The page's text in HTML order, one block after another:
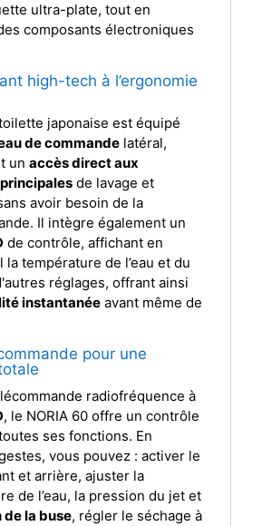
ultra-plate, tout en
composants électroniques
high-tech à l’ergonomie
toilette japonaise est équipé
de commandelatéral,
un accès direct aux
de lavage et
avoir besoin de la
Il intègre également un
de contrôle, affichant en
la température de l’eau et du
réglages, offrant ainsi
instantanéeavant même de
pour une
radiofréquence à
, le NORIA 60 offre un contrôle
ses fonctions. En
vous pouvez : activer le
et arrière, ajuster la
de l’eau, la pression du jet et
la buse, régler le séchage à